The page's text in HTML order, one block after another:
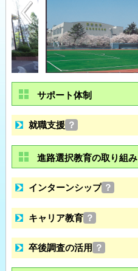
サポート体制
就職支援 ？
進路選択教育の取り組み
インターンシップ ？
キャリア教育 ？
卒後調査の活用 ？